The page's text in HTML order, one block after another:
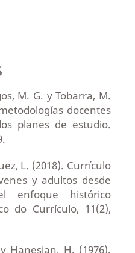
M. G. y Tobarra, M.
docentes
planes de estudio.
L. (2018). Currículo
y adultos desde
enfoque histórico
do Currículo, 11(2),
Hanesian, H. (1976).